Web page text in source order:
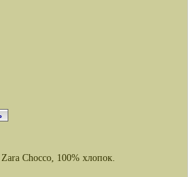
Chocco, 100% хлопок.